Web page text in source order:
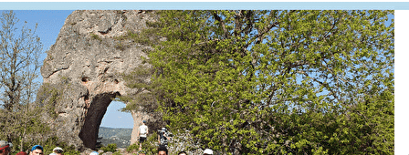
Exporter les lignes sélectionnées
Exporter toutes les colonnes
Exporter uniquement les colonnes affichées
Menu
<
>